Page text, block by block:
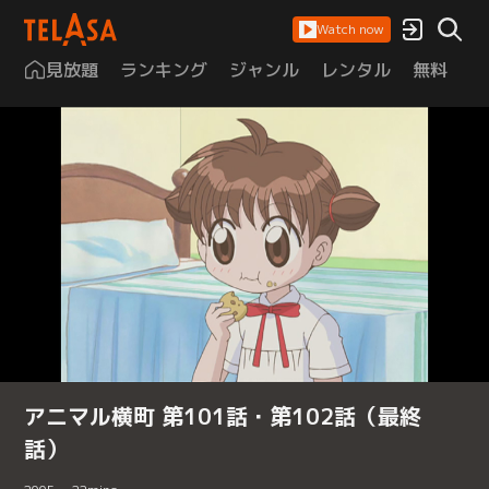
Watch now
見放題 ランキング ジャンル レンタル 無料
アニマル横町 第101話・第102話（最終
話）